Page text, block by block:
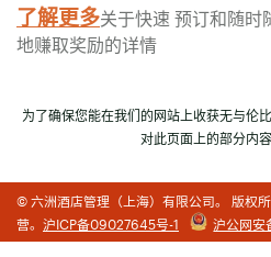
了解更多关于快速 预订和随时
地赚取奖励的详情
为了确保您能在我们的网站上收获无与伦
对此页面上的部分内
© 六洲酒店管理（上海）有限公司。 版权
营。 沪ICP备09027645号-1 沪公网